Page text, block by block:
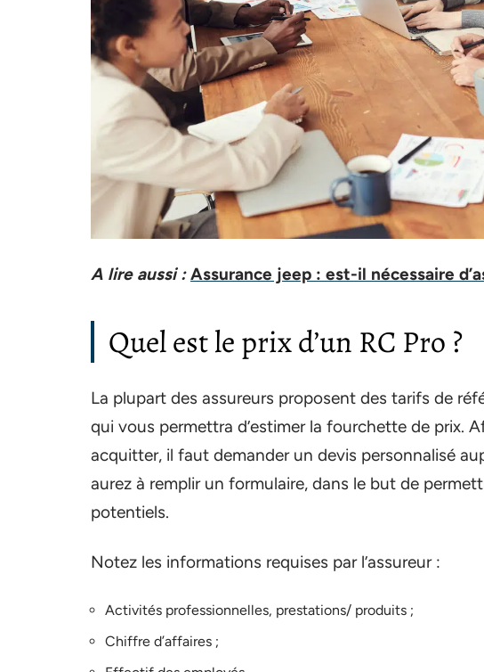
A lire aussi : Assurance jeep : est-il nécessaire
Quel est le prix d’un RC Pro ?
La plupart des assureurs proposent des tarifs de
qui vous permettra d’estimer la fourchette de prix.
acquitter, il faut demander un devis personnalisé
aurez à remplir un formulaire, dans le but de
potentiels.
Notez les informations requises par l’assureur :
Activités professionnelles, prestations/ produits ;
Chiffre d’affaires ;